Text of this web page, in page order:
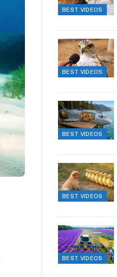
BEST VIDEOS
BEST VIDEOS
BEST VIDEOS
BEST VIDEOS
BEST VIDEOS